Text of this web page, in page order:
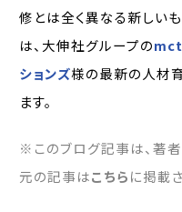
修とは全く異なる新しい
は、大伸社グループのmct
ションズ様の最新の人材
ます。
※このブログ記事は、著
元の記事はこちらに掲載